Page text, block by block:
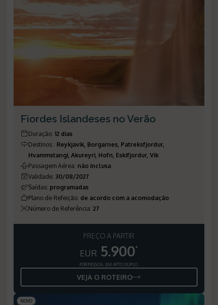
Fiordes Islandeses no Verão
Duração: 12 dias
Destinos : Reykjavik, Borgarnes, Patreksfjordur,
Hvammstangi, Akureyri, Hofn, Eskifjordur, Vik
Passagem Aérea: não inclusa
Validade: 30/08/2027
Saídas: programadas
Plano de Refeição: de acordo com a acomodação
Número de Referência: 27
PREÇO A PARTIR
EUR 5.900*
POR PESSOA, EM APTO DUPLO
VEJA O ROTEIRO
NOVO